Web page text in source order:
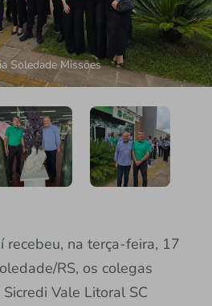
Soledade Missões
recebeu, na terça-feira, 17
RS, os colegas
Vale Litoral SC